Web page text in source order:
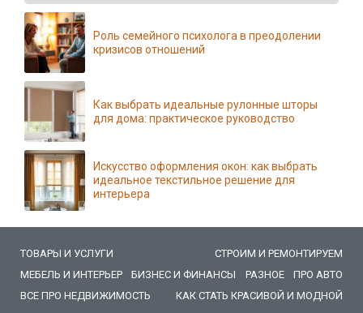
Роль семейного психолога в преодолении
кризисов отношений
Как выбрать идеальные рулонные шторы
для дома: практическое руководство
Искусство оформления окон: как выбрать
идеальное текстильное решение для
интерьера
ТОВАРЫ И УСЛУГИ
СТРОИМ И РЕМОНТИРУЕМ
МЕБЕЛЬ И ИНТЕРЬЕР
БИЗНЕС И ФИНАНСЫ РАЗНОЕ
ПРО АВТО
ВСЕ ПРО НЕДВИЖИМОСТЬ
КАК СТАТЬ КРАСИВОЙ И МОДНОЙ